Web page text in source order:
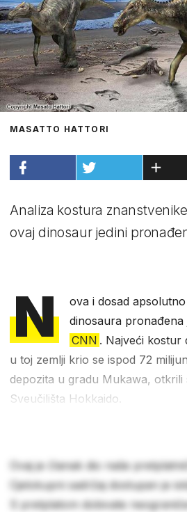
MASATTO HATTORI
Analiza kostura
ovaj dinosaur jedini
N
ova i dosad
dinosaura
CNN. Najveći kostur
u toj zemlji krio se ispod 72
depozita u gradu Mukawa, otkrili
Sveučilišta Hokkaido.
Ovaj je članak dio naše
Cjelokupni sadržaj dostupan je
S pretplatom dobivate